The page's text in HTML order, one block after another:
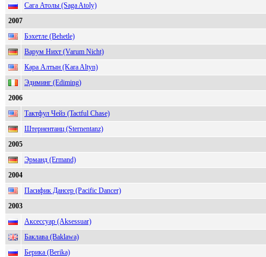
Сага Атолы (Saga Atoly)
2007
Бэхетле (Behetle)
Варум Нихт (Varum Nicht)
Кара Алтын (Kara Altyn)
Эдиминг (Ediming)
2006
Тактфул Чейз (Tactful Chase)
Штернентанц (Sternentanz)
2005
Эрманд (Ermand)
2004
Пасифик Дансер (Pacific Dancer)
2003
Аксессуар (Aksessuar)
Баклава (Baklawa)
Берика (Berika)